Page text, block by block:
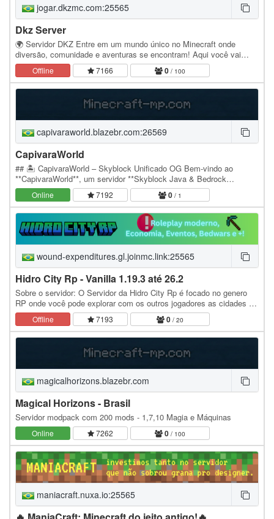
jogar.dkzmc.com:25565
Dkz Server
🌍 Servidor DKZ Entre em um mundo único no Minecraft onde
diversão, comunidade e aventuras se encontram! Aqui você vai
encontrar: ✨ Eventos semanais com recompensas…
Offline 7166 0 / 100
capivaraworld.blazebr.com:26569
CapivaraWorld
## 🏝️ CapivaraWorld – Skyblock Unificado OG Bem-vindo ao
**CapivaraWorld**, um servidor **Skyblock Java & Bedrock
unificado**, onde todos começam juntos na mesma ilha…
Online 7192 0 / 1
wound-expenditures.gl.joinmc.link:25565
Hidro City Rp - Vanilla 1.19.3 até 26.2
Sobre o servidor: O Servidor da Hidro City Rp é focado no genero
RP onde você pode explorar com os outros jogadores as cidades e
ambientes variados no servidor, você…
Offline 7193 0 / 20
magicalhorizons.blazebr.com
Magical Horizons - Brasil
Servidor modpack com 200 mods - 1,7,10 Magia e Máquinas
Online 7262 0 / 100
maniacraft.nuxa.io:25565